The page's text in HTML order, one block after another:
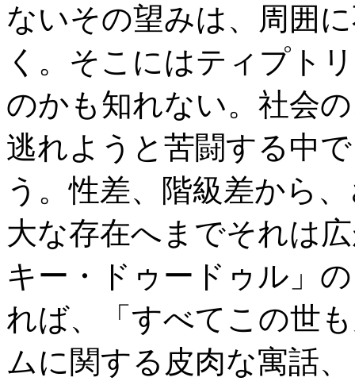
ないその望みは、周囲
く。そこにはティプト
のかも知れない。社会
逃れようと苦闘する中
う。性差、階級差から
大な存在へまでそれは
キー・ドゥードゥル」
れば、「すべてこの世
ムに関する皮肉な寓話